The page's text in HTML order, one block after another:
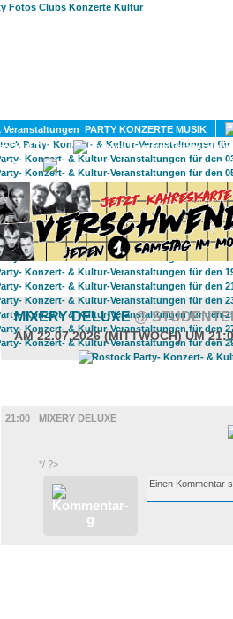
PARTY KONZERTE MUSIK
KULTUR
GAY
MIXERY DELUXE@
AM 22.07.2026 (MITTWOCH) UM
21:00
MIXERY DELUXE
*/ ?>